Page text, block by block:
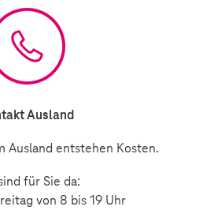
Ausland
Ausland entstehen Kosten.
für Sie da:
von 8 bis 19 Uhr